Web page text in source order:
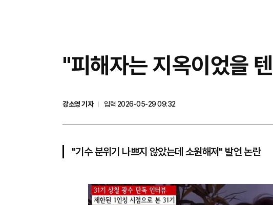
"피해자는 지옥이었을
강소영 기자
입력 2026-05-29 09:32
"기수 분위기 나쁘지 않았는데 소원해져" 발언 논란